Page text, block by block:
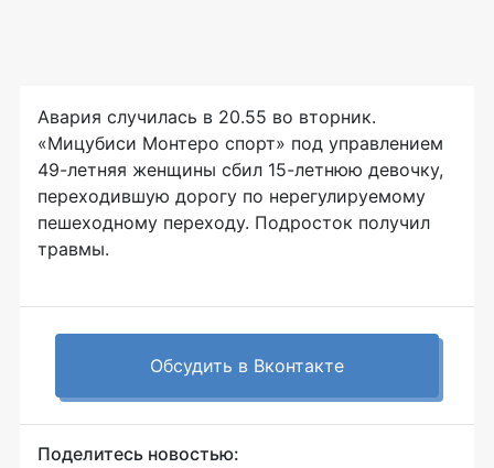
Авария случилась в 20.55 во вторник.
«Мицубиси Монтеро спорт» под управлением
49-летняя женщины сбил 15-летнюю девочку,
переходившую дорогу по нерегулируемому
пешеходному переходу. Подросток получил
травмы.
Обсудить в Вконтакте
Поделитесь новостью: